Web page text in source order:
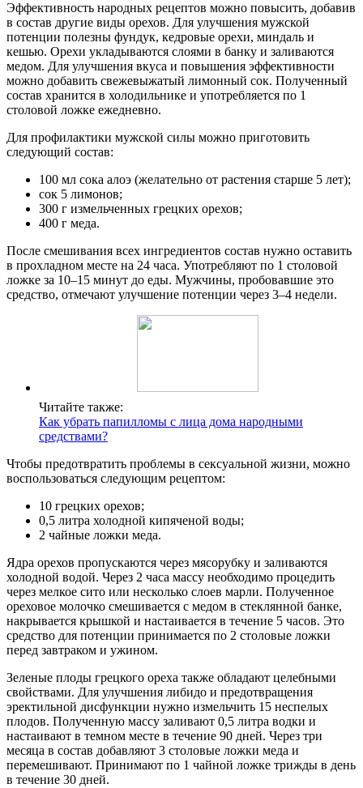
Эффективность народных рецептов можно повысить, добавив
в состав другие виды орехов. Для улучшения мужской
потенции полезны фундук, кедровые орехи, миндаль и
кешью. Орехи укладываются слоями в банку и заливаются
медом. Для улучшения вкуса и повышения эффективности
можно добавить свежевыжатый лимонный сок. Полученный
состав хранится в холодильнике и употребляется по 1
столовой ложке ежедневно.
Для профилактики мужской силы можно приготовить
следующий состав:
100 мл сока алоэ (желательно от растения старше 5 лет);
сок 5 лимонов;
300 г измельченных грецких орехов;
400 г меда.
После смешивания всех ингредиентов состав нужно оставить
в прохладном месте на 24 часа. Употребляют по 1 столовой
ложке за 10–15 минут до еды. Мужчины, пробовавшие это
средство, отмечают улучшение потенции через 3–4 недели.
Читайте также:
Как убрать папилломы с лица дома народными
средствами?
Чтобы предотвратить проблемы в сексуальной жизни, можно
воспользоваться следующим рецептом:
10 грецких орехов;
0,5 литра холодной кипяченой воды;
2 чайные ложки меда.
Ядра орехов пропускаются через мясорубку и заливаются
холодной водой. Через 2 часа массу необходимо процедить
через мелкое сито или несколько слоев марли. Полученное
ореховое молочко смешивается с медом в стеклянной банке,
накрывается крышкой и настаивается в течение 5 часов. Это
средство для потенции принимается по 2 столовые ложки
перед завтраком и ужином.
Зеленые плоды грецкого ореха также обладают целебными
свойствами. Для улучшения либидо и предотвращения
эректильной дисфункции нужно измельчить 15 неспелых
плодов. Полученную массу заливают 0,5 литра водки и
настаивают в темном месте в течение 90 дней. Через три
месяца в состав добавляют 3 столовые ложки меда и
перемешивают. Принимают по 1 чайной ложке трижды в день
в течение 30 дней.